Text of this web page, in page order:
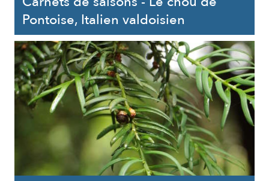
Pontoise, Italien valdoisien